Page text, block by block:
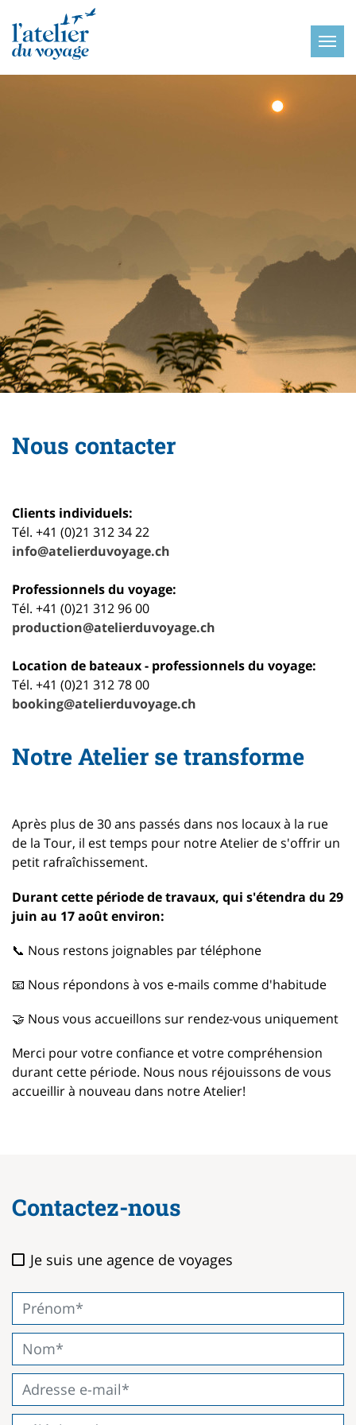
Nous contacter
Clients individuels:
Tél. +41 (0)21 312 34 22
info@atelierduvoyage.ch
Professionnels du voyage:
Tél. +41 (0)21 312 96 00
production@atelierduvoyage.ch
Location de bateaux - professionnels du voyage:
Tél. +41 (0)21 312 78 00
booking@atelierduvoyage.ch
Notre Atelier se transforme
Après plus de 30 ans passés dans nos locaux à la rue
de la Tour, il est temps pour notre Atelier de s'offrir un
petit rafraîchissement.
Durant cette période de travaux, qui s'étendra du 29
juin au 17 août environ:
📞 Nous restons joignables par téléphone
📧 Nous répondons à vos e-mails comme d'habitude
🤝 Nous vous accueillons sur rendez-vous uniquement
Merci pour votre confiance et votre compréhension
durant cette période. Nous nous réjouissons de vous
accueillir à nouveau dans notre Atelier!
Contactez-nous
Je suis une agence de voyages
Panneau de gestion des cookies